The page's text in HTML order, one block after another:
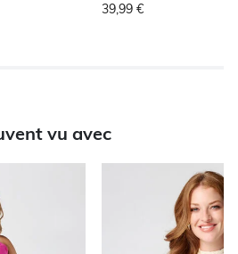
39,99 €
vu avec